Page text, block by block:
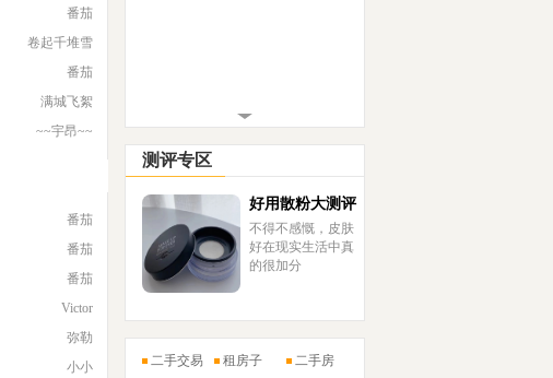
番茄
卷起千堆雪
番茄
满城飞絮
~~宇昂~~
番茄
番茄
番茄
Victor
弥勒
小小
测评专区
好用散粉大测评
不得不感慨，皮肤
好在现实生活中真
的很加分
二手交易 租房子
二手房